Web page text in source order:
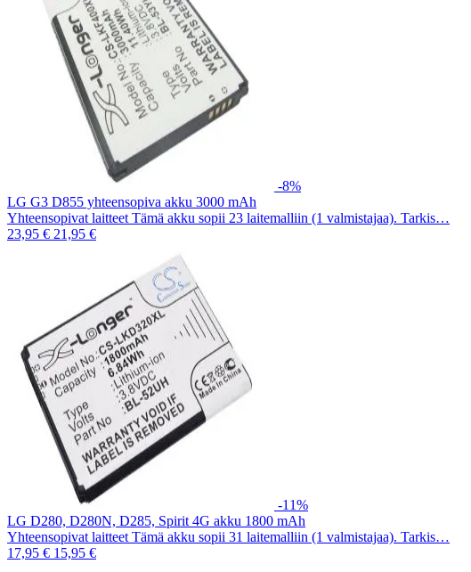
-8%
LG G3 D855 yhteensopiva akku 3000 mAh
Yhteensopivat laitteet Tämä akku sopii 23 laitemalliin (1 valmistajaa). Tarkis…
23,95 € 21,95 €
-11%
LG D280, D280N, D285, Spirit 4G akku 1800 mAh
Yhteensopivat laitteet Tämä akku sopii 31 laitemalliin (1 valmistajaa). Tarkis…
17,95 € 15,95 €